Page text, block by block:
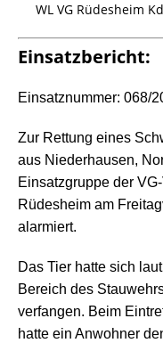
WL VG Rüdesheim
Einsatzbericht:
Einsatznummer: 068/
Zur Rettung eines
aus Niederhausen,
Einsatzgruppe der
Rüdesheim am
alarmiert.
Das Tier hatte sich
Bereich des
verfangen. Beim
hatte ein Anwohner